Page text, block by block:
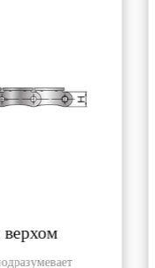
офсетная цепь
состоит из двух